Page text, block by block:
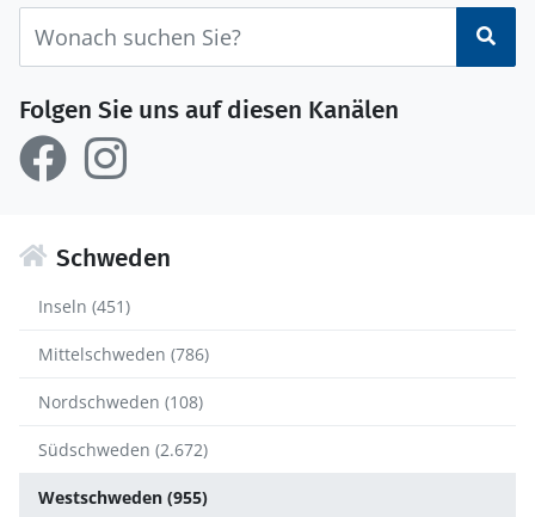
Folgen Sie uns auf diesen Kanälen
Schweden
Inseln (451)
Mittelschweden (786)
Nordschweden (108)
Südschweden (2.672)
Westschweden (955)